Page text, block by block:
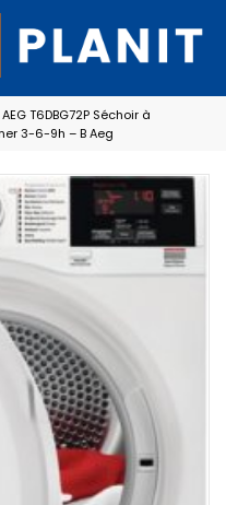
AEG T6DBG72P Séchoir à
3-6-9h – B Aeg